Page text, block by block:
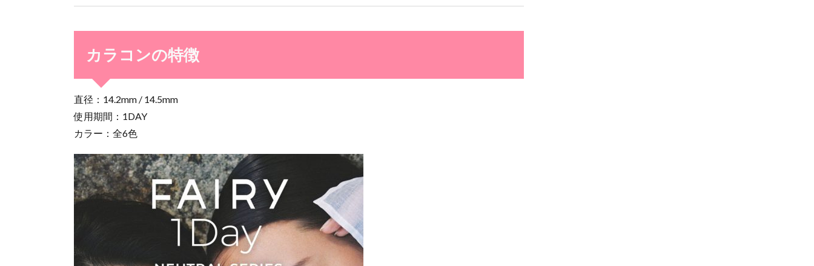
カラコンの特徴
直径：14.2mm / 14.5mm
使用期間：1DAY
カラー：全6色